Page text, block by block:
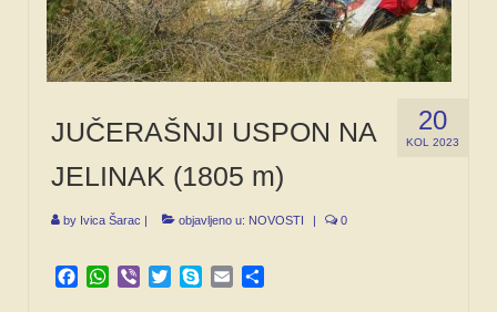
20
KOL 2023
JUČERAŠNJI USPON NA
JELINAK (1805 m)
by Ivica Šarac objavljeno u: NOVOSTI 0
Facebook
WhatsApp
Viber TwitterSkypeEmail